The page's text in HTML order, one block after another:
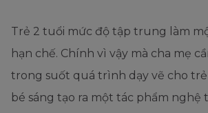
Trẻ 2 tuổi mức độ tập trung làm
hạn chế. Chính vì vậy mà cha mẹ
trong suốt quá trình dạy vẽ cho
bé sáng tạo ra một tác phẩm nghệ